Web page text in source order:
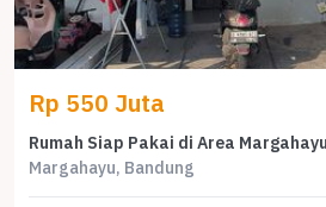
Rp 550 Juta
Rumah Siap Pakai di Area
Margahayu, Bandung